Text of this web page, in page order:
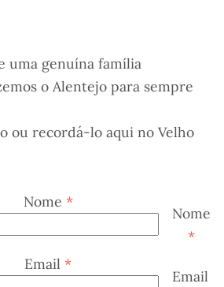
uma genuína família
o Alentejo para sempre
ou recordá-lo aqui no Velho
Nome *
Nome
*
Email *
Email